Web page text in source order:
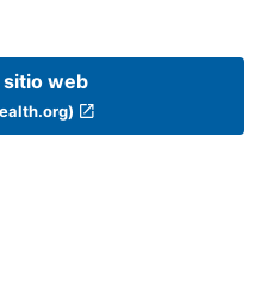
web